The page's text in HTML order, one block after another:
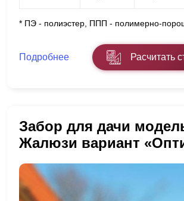
* ПЭ - полиэстер, ППП - полимерно-
Подробнее Расчитать
Забор для дачи
Жалюзи вариант